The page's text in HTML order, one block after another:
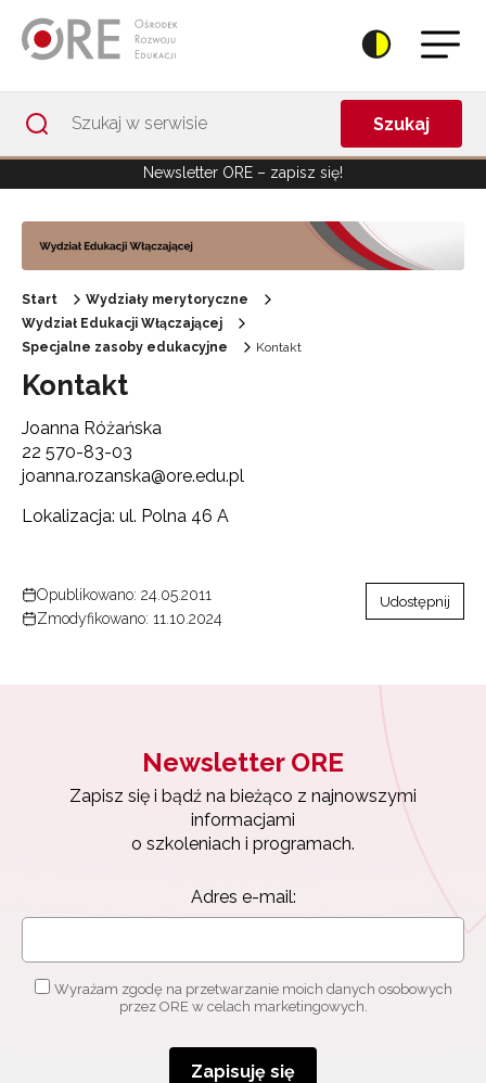
Szukaj
Newsletter ORE – zapisz się!
Start
Wydziały merytoryczne
Wydział Edukacji Włączającej
Specjalne zasoby edukacyjne
Kontakt
Kontakt
Joanna Różańska
22 570-83-03
joanna.rozanska@ore.edu.pl
Lokalizacja: ul. Polna 46 A
Opublikowano: 24.05.2011
Zmodyfikowano: 11.10.2024
Udostępnij
Newsletter ORE
Zapisz się i bądź na bieżąco z najnowszymi
informacjami
o szkoleniach i programach.
Adres e-mail:
Wyrażam zgodę na przetwarzanie moich danych osobowych
przez ORE w celach marketingowych.
Zapisuję się